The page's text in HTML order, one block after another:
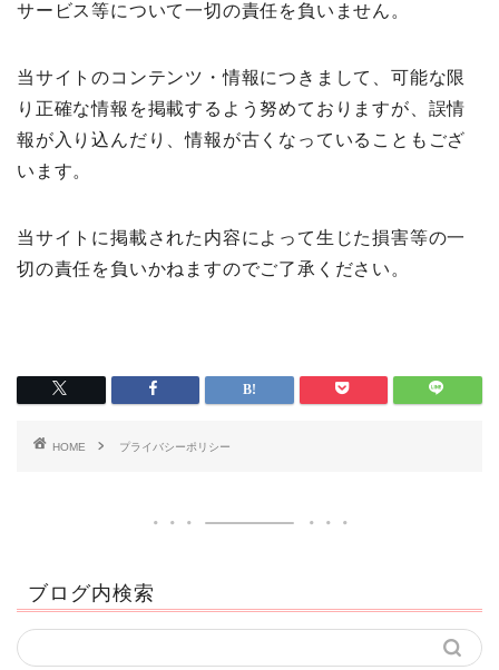
サービス等について一切の責任を負いません。
当サイトのコンテンツ・情報につきまして、可能な限
り正確な情報を掲載するよう努めておりますが、誤情
報が入り込んだり、情報が古くなっていることもござ
います。
当サイトに掲載された内容によって生じた損害等の一
切の責任を負いかねますのでご了承ください。
HOME プライバシーポリシー
ブログ内検索